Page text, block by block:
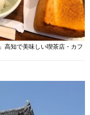
高知で美味しい喫茶店・カフ